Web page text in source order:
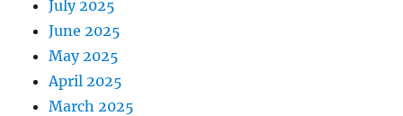
July 2025
June 2025
May 2025
April 2025
March 2025